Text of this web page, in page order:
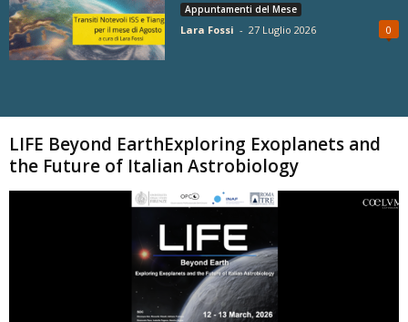
Appuntamenti del Mese
Lara Fossi - 27 Luglio 2026 0
LIFE Beyond EarthExploring Exoplanets and
the Future of Italian Astrobiology